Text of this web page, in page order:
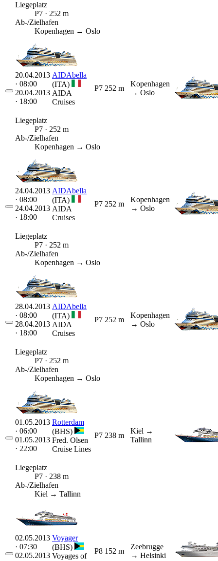
Liegeplatz
P7 · 252 m
Ab-/Zielhafen
Kopenhagen → Oslo
20.04.2013
· 08:00
20.04.2013
· 18:00
AIDAbella
(ITA)
AIDA
Cruises
P7 252 m
Kopenhagen
→ Oslo
Liegeplatz
P7 · 252 m
Ab-/Zielhafen
Kopenhagen → Oslo
24.04.2013
· 08:00
24.04.2013
· 18:00
AIDAbella
(ITA)
AIDA
Cruises
P7 252 m
Kopenhagen
→ Oslo
Liegeplatz
P7 · 252 m
Ab-/Zielhafen
Kopenhagen → Oslo
28.04.2013
· 08:00
28.04.2013
· 18:00
AIDAbella
(ITA)
AIDA
Cruises
P7 252 m
Kopenhagen
→ Oslo
Liegeplatz
P7 · 252 m
Ab-/Zielhafen
Kopenhagen → Oslo
01.05.2013
· 06:00
01.05.2013
· 22:00
Rotterdam
(BHS)
Fred. Olsen
Cruise Lines
P7 238 m
Kiel →
Tallinn
Liegeplatz
P7 · 238 m
Ab-/Zielhafen
Kiel → Tallinn
02.05.2013
· 07:30
02.05.2013
Voyager
(BHS)
Voyages of
P8 152 m
Zeebrugge
→ Helsinki